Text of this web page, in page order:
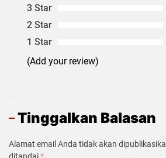
3 Star
2 Star
1 Star
(Add your review)
Tinggalkan Balasan
Alamat email Anda tidak akan